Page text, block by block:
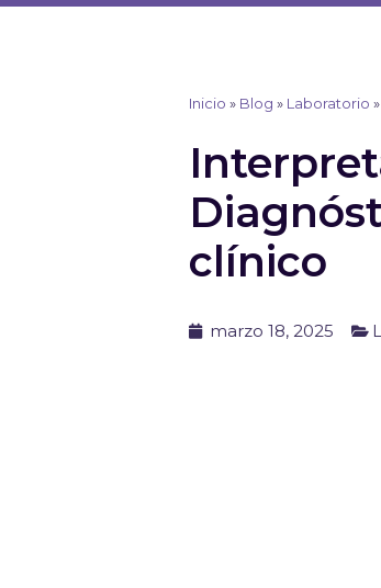
Ir
Inicio » Blog » Laboratorio »
clínico
marzo 18, 2025